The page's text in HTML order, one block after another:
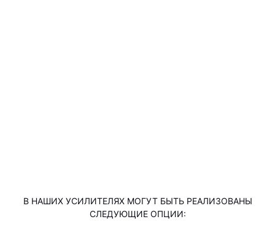
В НАШИХ УСИЛИТЕЛЯХ МОГУТ БЫТЬ РЕАЛИЗОВАНЫ
СЛЕДУЮЩИЕ ОПЦИИ: